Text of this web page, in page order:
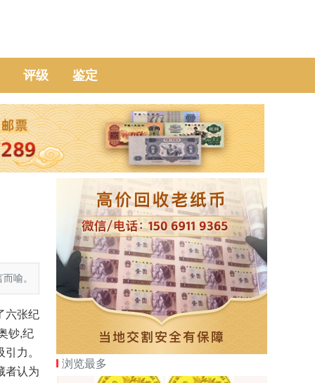
评级 鉴定
喻。
六张纪
钞,纪
力。
者认为
浏览最多